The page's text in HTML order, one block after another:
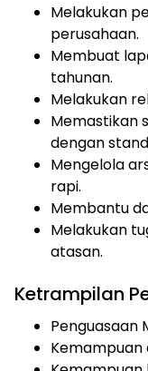
Melakukan
perusahaan.
Membuat
tahunan.
Melakukan
Memastikan
dengan
Mengelola
rapi.
Membantu
Melakukan
atasan.
Ketrampilan
Penguasaan
Kemampuan